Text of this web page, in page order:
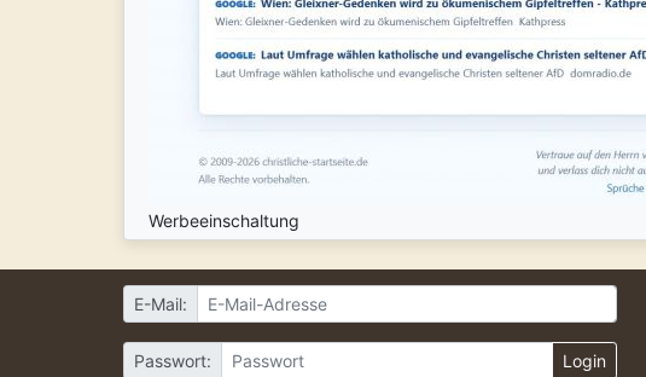
Werbeeinschaltung
E-Mail:
Passwort: Login